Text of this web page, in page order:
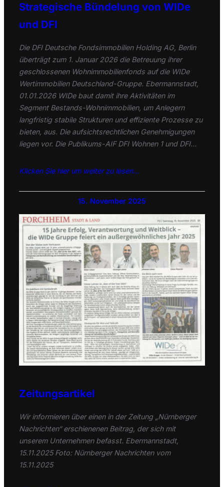
Strategische Bündelung von WIDe
und DFI
Die DFI Deutsche Fondsimmobilien Holding AG, Berlin
überträgt zum 1. Januar 2026 die Betreuung ihrer
geschlossenen Wohnimmobilienfonds auf die WIDe
Wertimmobilien Deutschland-Gruppe. Ebermannstadt,
01.01.2026 WIDe baut damit ihre Aktivitäten im
Segment Bestands-Wohnimmobilien, um Anlegern
langfristig stabile Strukturen und effiziente Prozesse zu
bieten, aus. Die aufsichtsrechtlichen Genehmigungen
liegen vor. Die Publikums-AIF DFI Wohnen 1 und DFI…
Klicken Sie hier um weiter zu lesen…
15. November 2025
Zeitungsartikel
Wir informieren über einen in der Zeitung „Nürnberger
Nachrichten“ erschienenen Beitrag, der sich mit
unserem Unternehmen befasst. Ebermannstadt,
15.11.2025 Foto: Nürnberger Nachrichten vom
15.11.2025